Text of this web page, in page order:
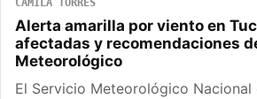
CAMILA TORRES
Alerta amarilla por viento en
afectadas y recomendaciones
Meteorológico
El Servicio Meteorológico